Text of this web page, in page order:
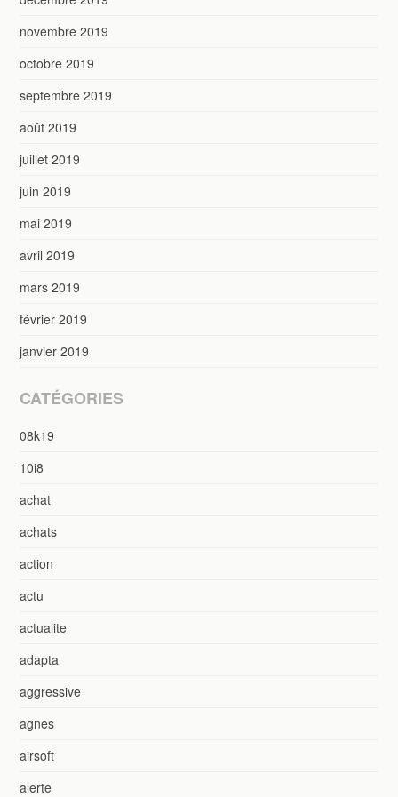
novembre 2019
octobre 2019
septembre 2019
août 2019
juillet 2019
juin 2019
mai 2019
avril 2019
mars 2019
février 2019
janvier 2019
CATÉGORIES
08k19
10i8
achat
achats
action
actu
actualite
adapta
aggressive
agnes
airsoft
alerte